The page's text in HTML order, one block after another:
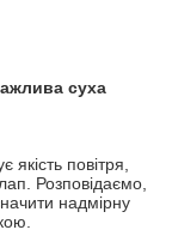
суха
якість повітря,
Розповідаємо,
надмірну